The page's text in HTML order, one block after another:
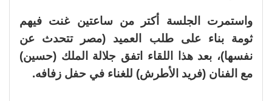
واستمرت الجلسة أكتر من ساعتين غنت فيهم
ثومة بناء على طلب العميد (مصر تتحدث عن
نفسها)، بعد هذا اللقاء اتفق جلالة الملك (حسين)
مع الفنان (فريد الأطرش) للغناء في حفل زفافه.